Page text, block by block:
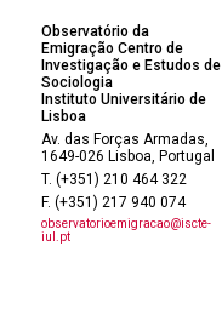
Observatório da
Emigração Centro de
Investigação e Estudos de
Sociologia
Instituto Universitário de
Lisboa
Av. das Forças Armadas,
1649-026 Lisboa, Portugal
T. (+351) 210 464 322
F. (+351) 217 940 074
observatorioemigracao@iscte-
iul.pt